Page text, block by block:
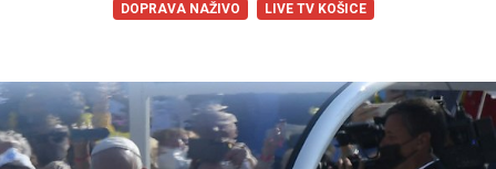
DOPRAVA NAŽIVO LIVE TV KOŠICE